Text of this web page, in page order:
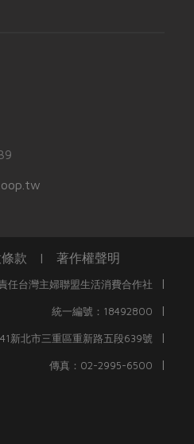
款 | 著作權聲明
任台灣主婦聯盟生活消費合作社 |
統一編號：18492800 |
新北市三重區重新路五段639號 |
傳真：02-2995-6500 |